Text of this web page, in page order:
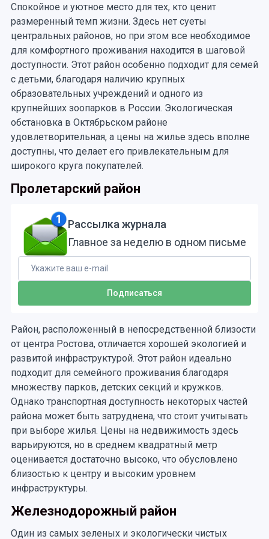
Спокойное и уютное место для тех, кто ценит
размеренный темп жизни. Здесь нет суеты
центральных районов, но при этом все необходимое
для комфортного проживания находится в шаговой
доступности. Этот район особенно подходит для семей
с детьми, благодаря наличию крупных
образовательных учреждений и одного из
крупнейших зоопарков в России. Экологическая
обстановка в Октябрьском районе
удовлетворительная, а цены на жилье здесь вполне
доступны, что делает его привлекательным для
широкого круга покупателей.
Пролетарский район
Рассылка журнала
Главное за неделю в одном письме
Район, расположенный в непосредственной близости
от центра Ростова, отличается хорошей экологией и
развитой инфраструктурой. Этот район идеально
подходит для семейного проживания благодаря
множеству парков, детских секций и кружков.
Однако транспортная доступность некоторых частей
района может быть затруднена, что стоит учитывать
при выборе жилья. Цены на недвижимость здесь
варьируются, но в среднем квадратный метр
оценивается достаточно высоко, что обусловлено
близостью к центру и высоким уровнем
инфраструктуры.
Железнодорожный район
Один из самых зеленых и экологически чистых